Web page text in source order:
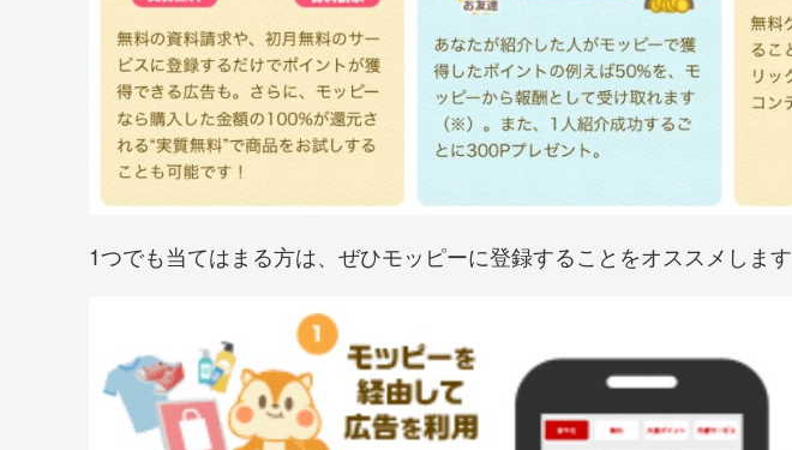
1つでも当てはまる方は、ぜひモッピーに登録することをオススメします